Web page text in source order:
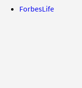
ForbesLife